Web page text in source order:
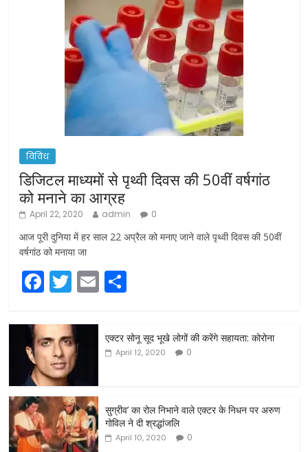
विविध
डिजिटल माध्यमों से पृथ्वी दिवस की 50वीं वर्षगांठ
को मनाने का आग्रह
April 22, 2020 admin 0
आज पूरी दुनिया में हर साल 22 अप्रैल को मनाए जाने वाले पृथ्वी दिवस की 50वीं
वर्षगांठ को मनाया जा
F
a
c
e
b
o
o
k
T
w
itt
er
E
m
ar
e
एक्टर सोनू सूद भूखे लोगों की करेंगे सहायता: कोरोना
April 12, 2020 0
सुग्रीव’ का रोल निभाने वाले एक्टर के निधन पर अरुण
गोविल ने दी श्रद्धांजलि
April 10, 2020 0